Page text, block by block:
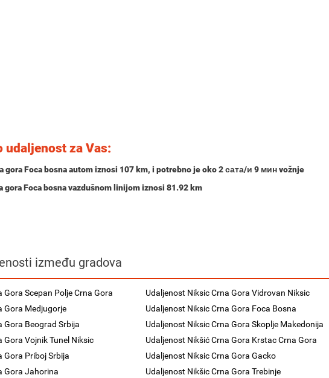
udaljenost za Vas:
gora Foca bosna autom iznosi 107 km, i potrebno je oko2 сата/и 9 минvožnje
gora Foca bosna vazdušnom linijom iznosi 81.92 km
između gradova
Gora Scepan Polje Crna Gora Udaljenost Niksic Crna Gora Vidrovan Niksic
Gora Medjugorje
Udaljenost Niksic Crna Gora Foca Bosna
Gora Beograd Srbija
Udaljenost Niksic Crna Gora Skoplje Makedonija
Gora Vojnik Tunel Niksic
Udaljenost Nikšić Crna Gora Krstac Crna Gora
Gora Priboj Srbija
Udaljenost Niksic Crna Gora Gacko
Gora Jahorina
Udaljenost Nikšic Crna Gora Trebinje